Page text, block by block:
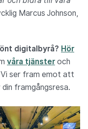
Marcus Johnson,
digitalbyrå? Hör
våra tjänster och
Vi ser fram emot att
framgångsresa.